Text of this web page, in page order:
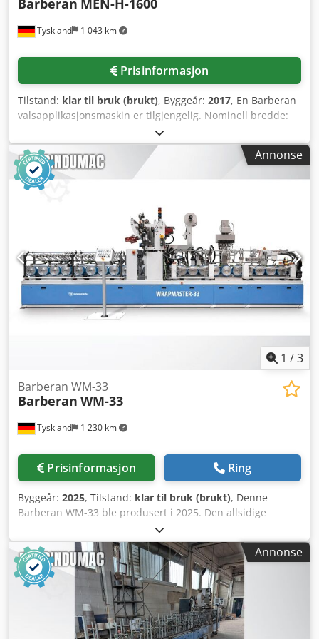
Tyskland 1 043 km
Barberan MEN-H-1600
Prisinformasjon
Tilstand: klar til bruk (brukt), Byggeår: 2017, En Barberan
valsapplikasjonsmaskin er tilgjengelig. Nominell bredde:
1600 mm, arbeidsbredde: 1450 mm, arbeidshøyde: 1200
mm, justering av arbeidshøyde: +/-20 mm, diameter på
påførings-, doserings- og utjevningsvalser: 248 mm,
varmeelementeffekt: 2x9,6 kW, maks. valsetemperatur:
165°C, bearbeidingsstykketykkelse: 6 mm-80 mm, inkludert
en fat-smelteanlegg SM-Klebetechnik GX75.
Dokumentasjon er tilgjengelig. Inspeksjon på stedet er
mulig. Crjdpfswg Ez Tox Aktef
Annonse
1 /3
Tyskland 1 230 km
Barberan WM-33
Barberan WM-33
Prisinformasjon Ring
Byggeår: 2025, Tilstand: klar til bruk (brukt), Denne
Barberan WM-33 ble produsert i 2025. Den allsidige
profilinnpakkingsmaskinen behandler ulike materialer som
PVC og aluminium. Den støtter et bredt utvalg av folietyper
og benytter PUR-smeltelim. Nøkkelfunksjoner inkluderer
en maksimal mekanisk hastighet på 60 m/min, profilmål på
opptil 300 mm bredde og 120 mm høyde, og en total
maskinlengde på 6000 mm. Kontakt oss for mer
informasjon om denne maskinen. Ekstra utstyr •
Maskinunderstell, spalte-dysehode, holdere for
Annonse